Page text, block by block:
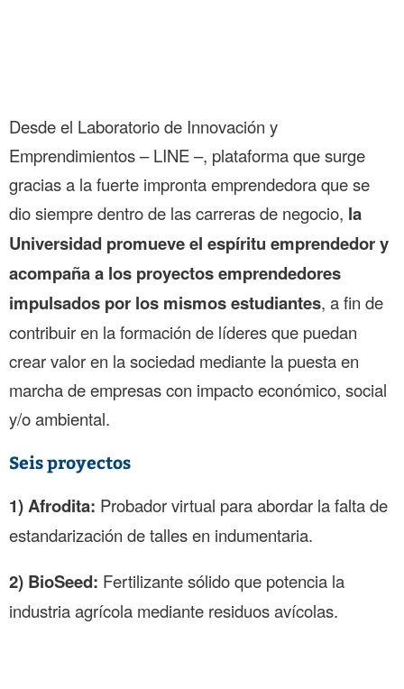
Desde el Laboratorio de Innovación y
Emprendimientos – LINE –, plataforma que surge
gracias a la fuerte impronta emprendedora que se
dio siempre dentro de las carreras de negocio, la
Universidad promueve el espíritu emprendedor y
acompaña a los proyectos emprendedores
impulsados por los mismos estudiantes, a fin de
contribuir en la formación de líderes que puedan
crear valor en la sociedad mediante la puesta en
marcha de empresas con impacto económico, social
y/o ambiental.
Seis proyectos
1) Afrodita: Probador virtual para abordar la falta de
estandarización de talles en indumentaria.
2) BioSeed: Fertilizante sólido que potencia la
industria agrícola mediante residuos avícolas.